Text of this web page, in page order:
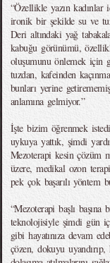
“Özellikle yazın
ironik bir şekilde su ve
Deri altındaki yağ
kabuğu görünümü,
oluşumunu önlemek için
tuzdan, kafeinden
bunları yerine
anlamına gelmiyor.”
İşte bizim öğrenmek
uykuya yattık, şimdi
Mezoterapi kesin çözüm
üzere, medikal ozon
pek çok başarılı yöntem
“Mezoterapi başlı
teknolojisiyle şimdi gün
gibi hayatınıza devam
çözen, dokuyu